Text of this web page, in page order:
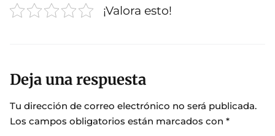
¡Valora esto!
Deja una respuesta
Tu dirección de correo electrónico no será publicada.
Los campos obligatorios están marcados con *